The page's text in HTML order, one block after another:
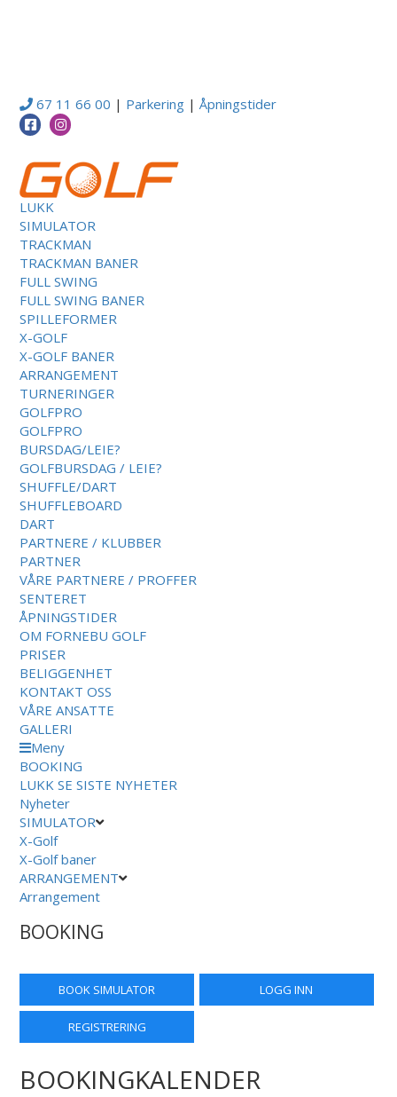
67 11 66 00 | Parkering |Åpningstider
LUKK
SIMULATOR
TRACKMAN
TRACKMAN BANER
FULL SWING
FULL SWING BANER
SPILLEFORMER
X-GOLF
X-GOLF BANER
ARRANGEMENT
TURNERINGER
GOLFPRO
GOLFPRO
BURSDAG/LEIE?
GOLFBURSDAG / LEIE?
SHUFFLE/DART
SHUFFLEBOARD
DART
PARTNERE / KLUBBER
PARTNER
VÅRE PARTNERE / PROFFER
SENTERET
ÅPNINGSTIDER
OM FORNEBU GOLF
PRISER
BELIGGENHET
KONTAKT OSS
VÅRE ANSATTE
GALLERI
Meny
BOOKING
LUKK SE SISTE NYHETER
Nyheter
SIMULATOR
X-Golf
X-Golf baner
ARRANGEMENT
Arrangement
BOOKING
BOOK SIMULATOR LOGG INN
REGISTRERING
BOOKINGKALENDER